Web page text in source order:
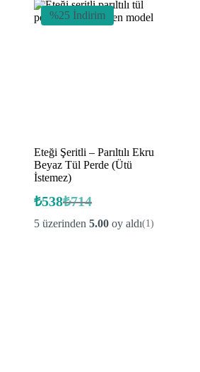
%25 İndirim
Eteği Şeritli – Parıltılı Ekru
Beyaz Tül Perde (Ütü
İstemez)
₺714
Orijinal
fiyat:
₺538Şu
andaki
fiyat:
5 üzerinden 5.00oy aldı(1)